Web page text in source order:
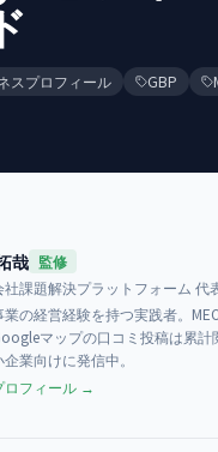
スプロフィール GBP
哉 監修
社課題解決プラットフォーム 代
業の経営経験を持つ実践者。
マップの口コミ投稿は累
業向けに発信中。
ロフィール →